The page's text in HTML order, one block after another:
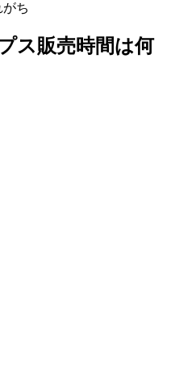
ち
ス販売時間は何